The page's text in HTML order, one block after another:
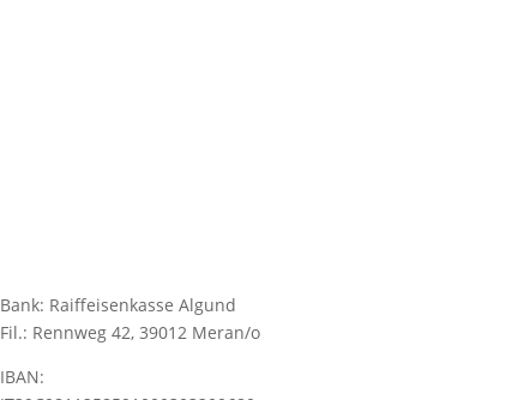
Bank: Raiffeisenkasse Algund
Fil.: Rennweg 42, 39012 Meran/o
IBAN: